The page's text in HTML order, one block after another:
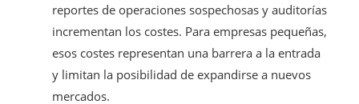
reportes de operaciones sospechosas y auditorías
incrementan los costes. Para empresas pequeñas,
esos costes representan una barrera a la entrada
y limitan la posibilidad de expandirse a nuevos
mercados.